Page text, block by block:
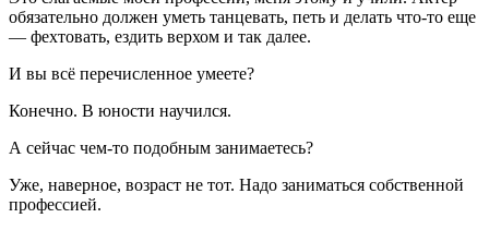
обязательно должен уметь танцевать, петь и делать что-то еще
— фехтовать, ездить верхом и так далее.
И вы всё перечисленное умеете?
Конечно. В юности научился.
А сейчас чем-то подобным занимаетесь?
Уже, наверное, возраст не тот. Надо заниматься собственной
профессией.